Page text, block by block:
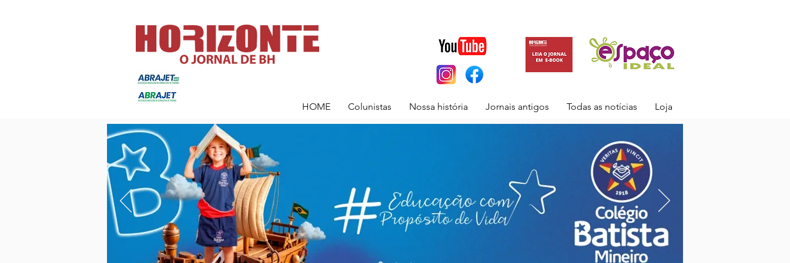
HOME Colunistas Nossa história Jornais antigos Todas as notícias Loja